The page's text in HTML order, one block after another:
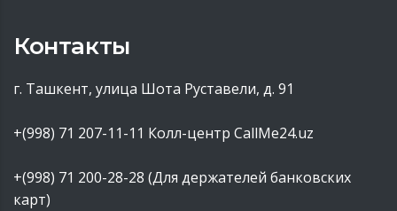
Контакты
г. Ташкент, улица Шота Руставели, д. 91
+(998) 71 207-11-11 Колл-центр CallMe24.uz
+(998) 71 200-28-28 (Для держателей банковских
карт)